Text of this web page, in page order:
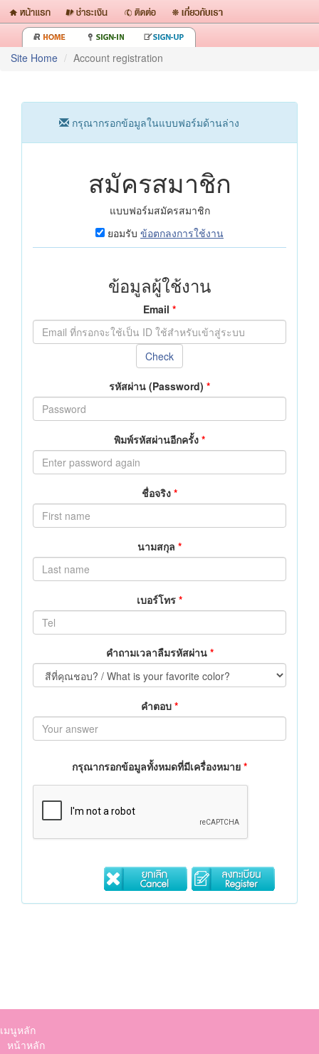
Site Home Account registration
กรุณากรอกข้อมูลในแบบฟอร์มด้านล่าง
สมัครสมาชิก
แบบฟอร์มสมัครสมาชิก
ยอมรับ ข้อตกลงการใช้งาน
ข้อมูลผู้ใช้งาน
Email *
Check
รหัสผ่าน (Password) *
พิมพ์รหัสผ่านอีกครั้ง *
ชื่อจริง *
นามสกุล *
เบอร์โทร *
คำถามเวลาลืมรหัสผ่าน*
คำตอบ *
กรุณากรอกข้อมูลทั้งหมดที่มีเครื่องหมาย *
เมนูหลัก
หน้าหลัก